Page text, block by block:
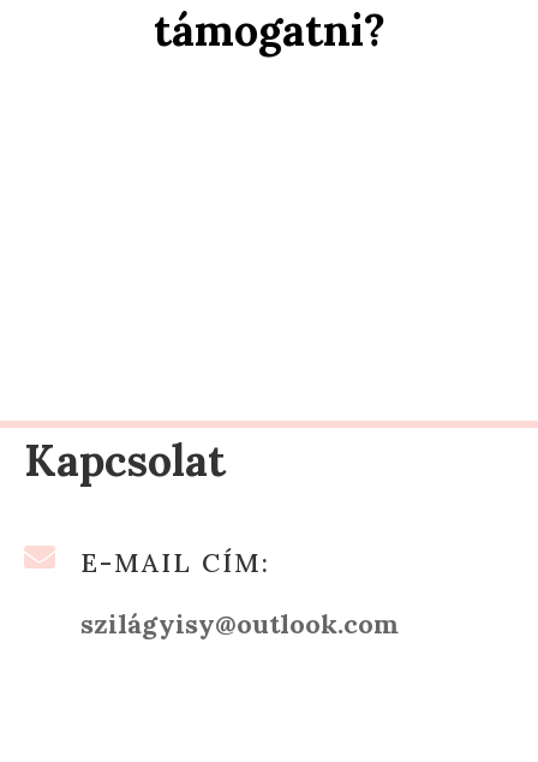
támogatni?
Kapcsolat

E-MAIL CÍM:
szilágyisy@outlook.com